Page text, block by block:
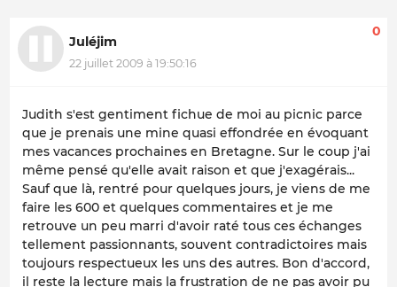
Juléjim
22 juillet 2009 à 19:50:16
0
Judith s'est gentiment fichue de moi au picnic parce
que je prenais une mine quasi effondrée en évoquant
mes vacances prochaines en Bretagne. Sur le coup j'ai
même pensé qu'elle avait raison et que j'exagérais...
Sauf que là, rentré pour quelques jours, je viens de me
faire les 600 et quelques commentaires et je me
retrouve un peu marri d'avoir raté tous ces échanges
tellement passionnants, souvent contradictoires mais
toujours respectueux les uns des autres. Bon d'accord,
il reste la lecture mais la frustration de ne pas avoir pu